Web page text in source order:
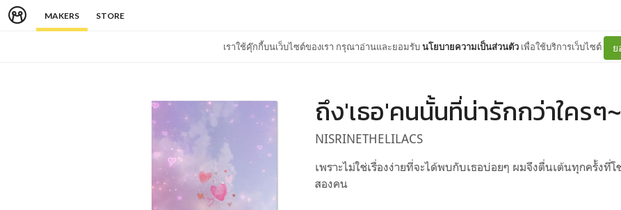
MAKERS STORE
เราใช้คุ๊กกี้บนเว็บไซต์ของเรา กรุณาอ่านและยอมรับนโยบายความเป็นส่วนตัว เพื่อใช้บริการเว็บไซต์ ย
ถึง'เธอ'คนนั้นที่น่ารักกว่าใครๆ~
NISRINETHELILACS
เพราะไม่ใช่เรื่องง่ายที่จะได้พบกับเธอบ่อยๆ ผมจึงตื่นเต้นทุกครั้งที่
สองคน